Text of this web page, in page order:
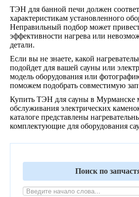
ТЭН для банной печи должен
характеристикам установленного
Неправильный подбор может
эффективности нагрева или
детали.
Если вы не знаете, какой
подойдет для вашей сауны или
модель оборудования или
поможем подобрать совместимую
Купить ТЭН для сауны в Мурманске
обслуживания электрических
каталоге представлены
комплектующие для оборудования
Поиск по